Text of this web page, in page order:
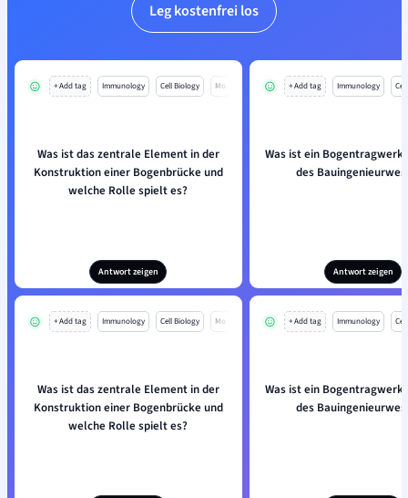
Leg kostenfrei los
+ Add tag Immunology Cell Biology Mo
Was ist das zentrale Element in der
Konstruktion einer Bogenbrücke und
welche Rolle spielt es?
Antwort zeigen
+ Add tag Immunology
Was ist ein Bogentragwerk
des
Antwort zeigen
+ Add tag Immunology Cell Biology Mo
Was ist das zentrale Element in der
Konstruktion einer Bogenbrücke und
welche Rolle spielt es?
+ Add tag Immunology
Was ist ein Bogentragwerk
des